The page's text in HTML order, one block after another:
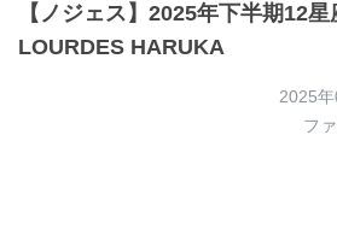
【ノジェス】2025年下半期12
LOURDES HARUKA
2025
フ